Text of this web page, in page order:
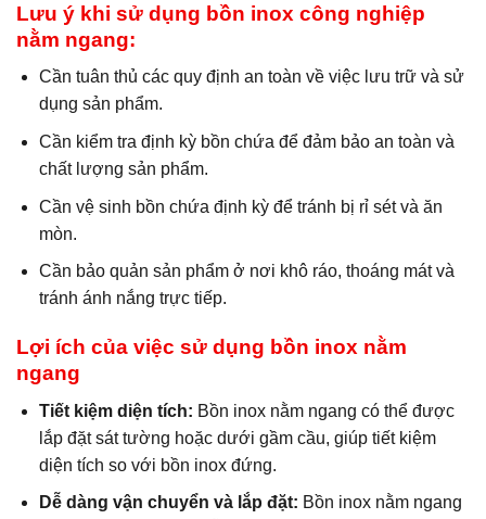
Lưu ý khi sử dụng bồn inox công nghiệp
nằm ngang:
Cần tuân thủ các quy định an toàn về việc lưu trữ và sử
dụng sản phẩm.
Cần kiểm tra định kỳ bồn chứa để đảm bảo an toàn và
chất lượng sản phẩm.
Cần vệ sinh bồn chứa định kỳ để tránh bị rỉ sét và ăn
mòn.
Cần bảo quản sản phẩm ở nơi khô ráo, thoáng mát và
tránh ánh nắng trực tiếp.
Lợi ích của việc sử dụng bồn inox nằm
ngang
Tiết kiệm diện tích: Bồn inox nằm ngang có thể được
lắp đặt sát tường hoặc dưới gầm cầu, giúp tiết kiệm
diện tích so với bồn inox đứng.
Dễ dàng vận chuyển và lắp đặt: Bồn inox nằm ngang